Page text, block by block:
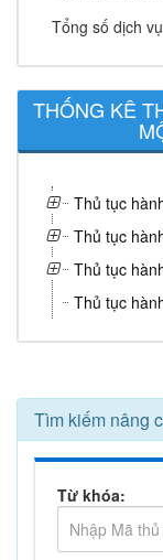
Tổng số dịch
THỐNG KÊ
Thủ tục
Thủ tục
Thủ tục
Thủ tục
Tìm kiếm nâng
Từ khóa: